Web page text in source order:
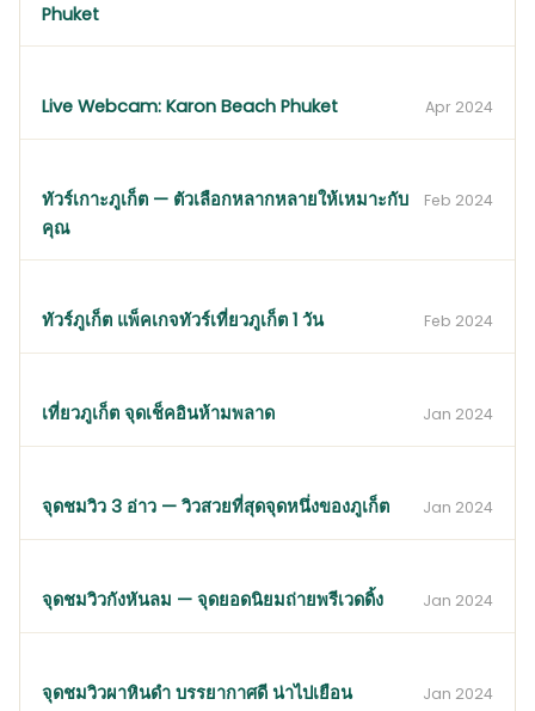
Phuket
Live Webcam: Karon Beach Phuket Apr 2024
ทัวร์เกาะภูเก็ต — ตัวเลือกหลากหลายให้เหมาะกับ
คุณ
Feb 2024
ทัวร์ภูเก็ต แพ็คเกจทัวร์เที่ยวภูเก็ต 1 วัน Feb 2024
เที่ยวภูเก็ต จุดเช็คอินห้ามพลาด Jan 2024
จุดชมวิว 3 อ่าว — วิวสวยที่สุดจุดหนึ่งของภูเก็ต Jan 2024
จุดชมวิวกังหันลม — จุดยอดนิยมถ่ายพรีเวดดิ้ง Jan 2024
จุดชมวิวผาหินดำ บรรยากาศดี น่าไปเยือน Jan 2024